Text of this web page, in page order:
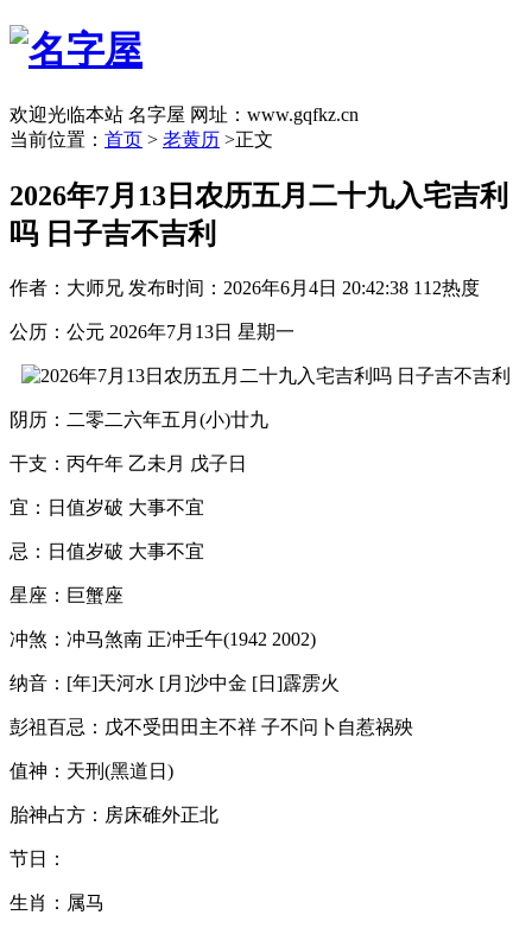
欢迎光临本站 名字屋 网址：www.gqfkz.cn
当前位置： 首页 > 老黄历 >正文
2026年7月13日农历五月二十九入宅吉利
吗 日子吉不吉利
作者：大师兄 发布时间：2026年6月4日 20:42:38 112热度
公历：公元 2026年7月13日 星期一
阴历：二零二六年五月(小)廿九
干支：丙午年 乙未月 戊子日
宜：日值岁破 大事不宜
忌：日值岁破 大事不宜
星座：巨蟹座
冲煞：冲马煞南 正冲壬午(1942 2002)
纳音：[年]天河水 [月]沙中金 [日]霹雳火
彭祖百忌：戊不受田田主不祥 子不问卜自惹祸殃
值神：天刑(黑道日)
胎神占方：房床碓外正北
节日：
生肖：属马